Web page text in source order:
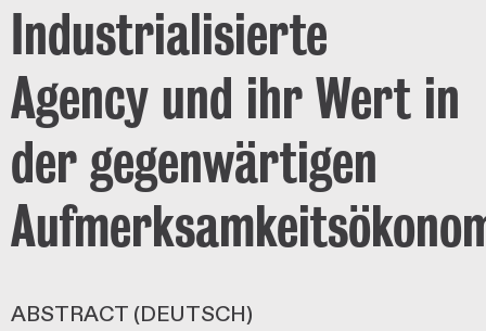
Industrialisierte
Agency und ihr Wert in
der gegenwärtigen
ABSTRACT (DEUTSCH)